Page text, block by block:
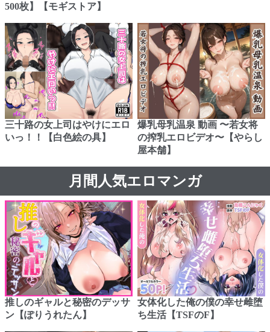
500枚】【モギストア】
三十路の女上司はやけにエロ
いっ！！【白色絵の具】
爆乳母乳温泉 動画 〜若女将
の搾乳エロビデオ〜【やらし
屋本舗】
月間人気エロマンガ
推しのギャルと秘密のデッサ
ン【ぽりうれたん】
女体化した俺の僕の幸せ雌堕
ち生活【TSFのF】